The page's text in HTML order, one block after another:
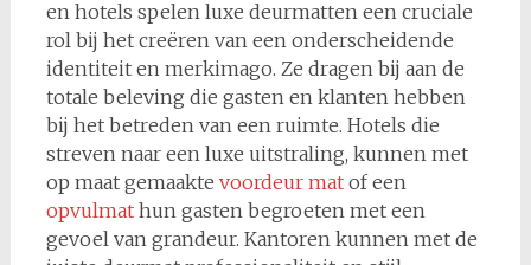
en hotels spelen luxe deurmatten een cruciale
rol bij het creëren van een onderscheidende
identiteit en merkimago. Ze dragen bij aan de
totale beleving die gasten en klanten hebben
bij het betreden van een ruimte. Hotels die
streven naar een luxe uitstraling, kunnen met
op maat gemaakte voordeur matof een
opvulmat hun gasten begroeten met een
gevoel van grandeur. Kantoren kunnen met de